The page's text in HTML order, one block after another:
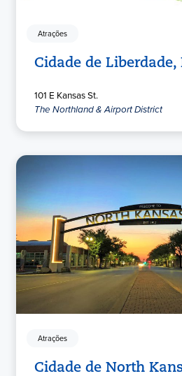
Atrações
Cidade de Liberdade,
101 E Kansas St.
The Northland & Airport District
Atrações
Cidade de North